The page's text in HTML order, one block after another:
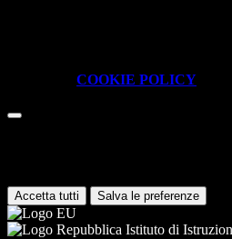
COOKIE POLICY
Accetta tutti Salva le preferenze
Istituto di